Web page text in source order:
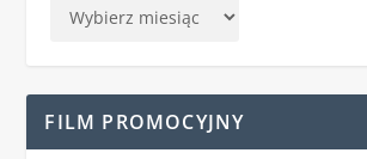
FILM PROMOCYJNY